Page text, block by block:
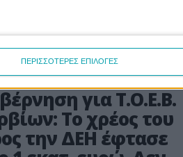
ΠΕΡΙΣΣΟΤΕΡΕΣ ΕΠΙΛΟΓΕΣ
για Τ.Ο.Ε.Β.
Το χρέος του
την ΔΕΗ έφτασε